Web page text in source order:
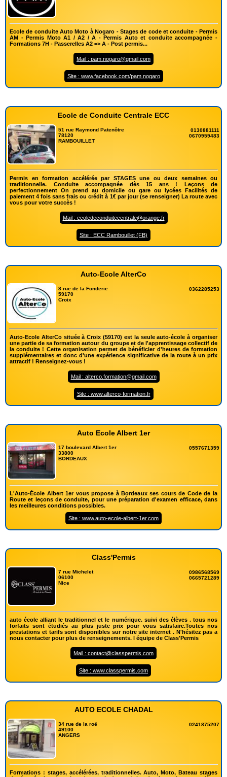
Ecole de conduite Auto Moto à Nogaro - Stages de code et conduite - Permis
AM - Permis Moto A1 / A2 / A - Permis Auto et conduite accompagnée -
Formations 7H - Passerelles A2 => A - Post permis...
Mail : pam.nogaro@gmail.com
Site : www.facebook.com/pam.nogaro
Ecole de Conduite Centrale ECC
51 rue Raymond Patenôtre
78120
RAMBOUILLET
0130881111
0670959483
Permis en formation accélérée par STAGES une ou deux semaines ou
traditionnelle. Conduite accompagnée dès 15 ans ! Leçons de
perfectionnement On prend au domicile ou gare ou lycées Facilités de
paiement 4 fois sans frais ou crédit à 1€ par jour (se renseigner) La route avec
vous pour votre succès !
Mail : ecoledeconduitecentrale@orange.fr
Site : ECC Rambouillet (FB)
Auto-Ecole AlterCo
8 rue de la Fonderie
59170
Croix
0362285253
Auto-Ecole AlterCo située à Croix (59170) est la seule auto-école à organiser
une partie de sa formation autour du groupe et de l'apprentissage collectif de
la conduite ! Cette organisation permet de bénéficier d'heures de formation
supplémentaires et donc d'une expérience significative de la route à un prix
attractif ! Renseignez-vous !
Mail : alterco.formation@gmail.com
Site : www.alterco-formation.fr
Auto Ecole Albert 1er
17 boulevard Albert 1er
33800
BORDEAUX
0557671359
L'Auto-École Albert 1er vous propose à Bordeaux ses cours de Code de la
Route et leçons de conduite, pour une préparation d'examen efficace, dans
les meilleures conditions possibles.
Site : www.auto-ecole-albert-1er.com
Class'Permis
7 rue Michelet
06100
Nice
0986568569
0665721289
auto école alliant le traditionnel et le numérique. suivi des élèves . tous nos
forfaits sont étudiés au plus juste prix pour vous satisfaire.Toutes nos
prestations et tarifs sont disponibles sur notre site internet . N'hésitez pas a
nous contacter pour plus de renseignements. l équipe de Class'Permis
Mail : contact@classpermis.com
Site : www.classpermis.com
AUTO ECOLE CHADAL
34 rue de la roë
49100
ANGERS
0241875207
Formations : stages, accélérées, traditionnelles. Auto, Moto, Bateau stages